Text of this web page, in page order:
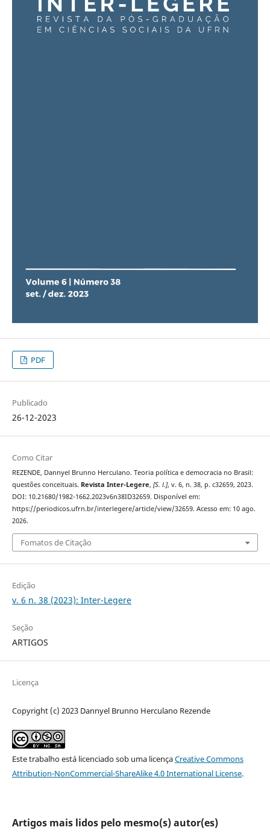
PDF
Publicado
26-12-2023
Como Citar
REZENDE, Dannyel Brunno Herculano. Teoria política e democracia no Brasil:
questões conceituais. Revista Inter-Legere, [S. l.], v. 6, n. 38, p. c32659, 2023.
DOI: 10.21680/1982-1662.2023v6n38ID32659. Disponível em:
https://periodicos.ufrn.br/interlegere/article/view/32659. Acesso em: 10 ago.
2026.
Fomatos de Citação
Edição
v. 6 n. 38 (2023): Inter-Legere
Seção
ARTIGOS
Licença
Copyright (c) 2023 Dannyel Brunno Herculano Rezende
Este trabalho está licenciado sob uma licençaCreative Commons
Attribution-NonCommercial-ShareAlike 4.0 International License.
Artigos mais lidos pelo mesmo(s) autor(es)